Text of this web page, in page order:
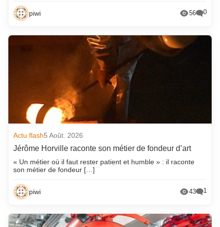
piwi 56 0
Actu flash5 Août. 2026
Jérôme Horville raconte son métier de fondeur d’art
« Un métier où il faut rester patient et humble » : il raconte
son métier de fondeur […]
piwi 43 1